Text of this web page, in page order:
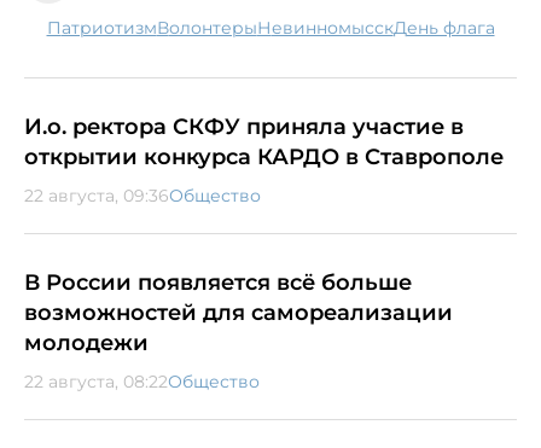
патриотизм волонтеры Невинномысск День флага
И.о. ректора СКФУ приняла участие в
открытии конкурса КАРДО в Ставрополе
22 августа, 09:36Общество
В России появляется всё больше
возможностей для самореализации
молодежи
22 августа, 08:22Общество